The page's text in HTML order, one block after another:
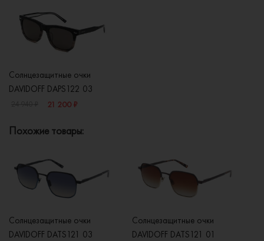
Солнцезащитные очки
DAVIDOFF DAPS122 03
21 200 ₽
Похожие товары:
Солнцезащитные очки
DAVIDOFF DATS121 03
Солнцезащитные очки
DAVIDOFF DATS121 01